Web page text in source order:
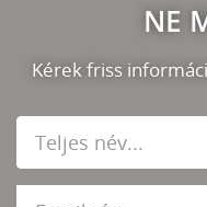
NE
Kérek friss